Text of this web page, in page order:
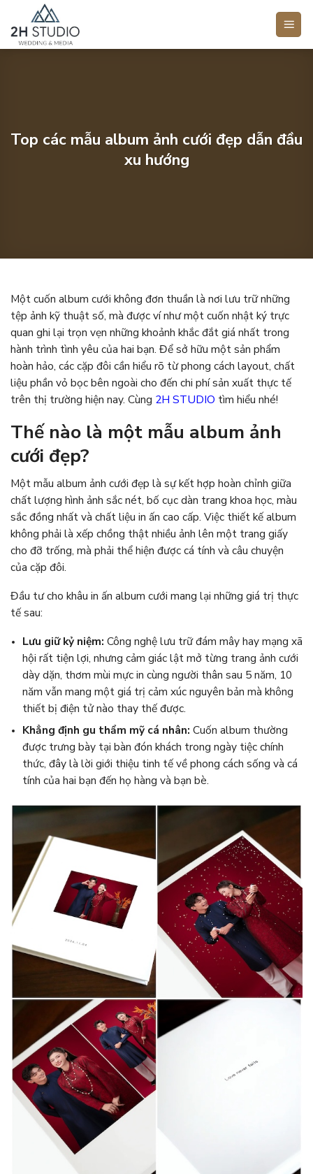
qua
Top các mẫu album ảnh cưới đẹp dẫn đầu
xu hướng
Một cuốn album cưới không đơn thuần là nơi lưu trữ những
tệp ảnh kỹ thuật số, mà được ví như một cuốn nhật ký trực
quan ghi lại trọn vẹn những khoảnh khắc đắt giá nhất trong
hành trình tình yêu của hai bạn. Để sở hữu một sản phẩm
hoàn hảo, các cặp đôi cần hiểu rõ từ phong cách layout, chất
liệu phần vỏ bọc bên ngoài cho đến chi phí sản xuất thực tế
trên thị trường hiện nay. Cùng 2H STUDIO tìm hiểu nhé!
Thế nào là một mẫu album ảnh
cưới đẹp?
Một mẫu album ảnh cưới đẹp là sự kết hợp hoàn chỉnh giữa
chất lượng hình ảnh sắc nét, bố cục dàn trang khoa học, màu
sắc đồng nhất và chất liệu in ấn cao cấp. Việc thiết kế album
không phải là xếp chồng thật nhiều ảnh lên một trang giấy
cho đỡ trống, mà phải thể hiện được cá tính và câu chuyện
của cặp đôi.
Đầu tư cho khâu in ấn album cưới mang lại những giá trị thực
tế sau:
Lưu giữ kỷ niệm: Công nghệ lưu trữ đám mây hay mạng xã
hội rất tiện lợi, nhưng cảm giác lật mở từng trang ảnh cưới
dày dặn, thơm mùi mực in cùng người thân sau 5 năm, 10
năm vẫn mang một giá trị cảm xúc nguyên bản mà không
thiết bị điện tử nào thay thế được.
Khẳng định gu thẩm mỹ cá nhân: Cuốn album thường
được trưng bày tại bàn đón khách trong ngày tiệc chính
thức, đây là lời giới thiệu tinh tế về phong cách sống và cá
tính của hai bạn đến họ hàng và bạn bè.